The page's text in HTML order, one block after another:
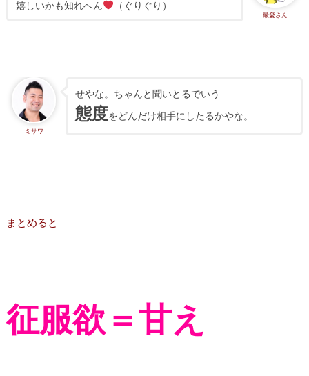
最愛さん
嬉しいかも知れへん
（ぐりぐり）
ミサワ
せやな。ちゃんと聞いとるでいう
態度をどんだけ相手にしたるかやな。
まとめると
征服欲＝甘え